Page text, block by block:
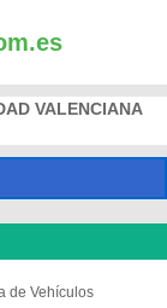
VALENCIANA
de Vehículos